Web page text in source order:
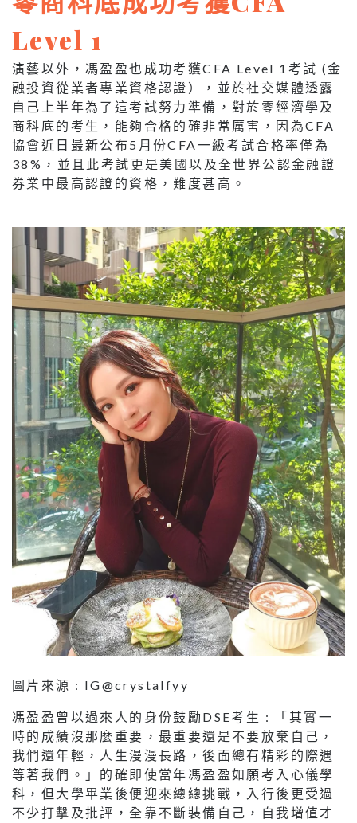
Level 1
演藝以外，馮盈盈也成功考獲CFA Level 1考試 (金
融投資從業者專業資格認證），並於社交媒體透露
自己上半年為了這考試努力準備，對於零經濟學及
商科底的考生，能夠合格的確非常厲害，因為CFA
協會近日最新公布5月份CFA一級考試合格率僅為
38%，並且此考試更是美國以及全世界公認金融證
券業中最高認證的資格，難度甚高。
圖片來源 : IG@crystalfyy
馮盈盈曾以過來人的身份鼓勵DSE考生 : 「其實一
時的成績沒那麼重要，最重要還是不要放棄自己，
我們還年輕，人生漫漫長路，後面總有精彩的際遇
等著我們。」的確即使當年馮盈盈如願考入心儀學
科，但大學畢業後便迎來總總挑戰，入行後更受過
不少打擊及批評，全靠不斷裝備自己，自我增值才